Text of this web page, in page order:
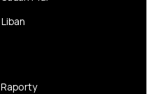
Liban
Raporty